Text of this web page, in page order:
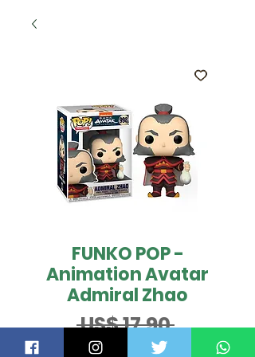
FUNKO POP -
Animation Avatar
Admiral Zhao
US$ 17,90 Preço
normal
US$ 15,22 Preço